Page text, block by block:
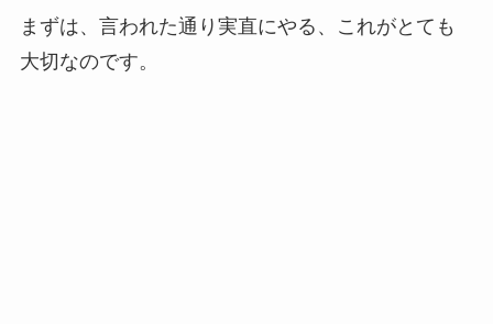
まずは、言われた通り実直にやる、これがとても
大切なのです。